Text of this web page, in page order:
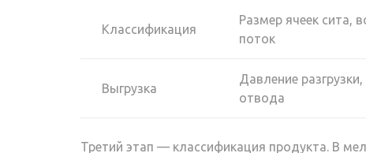
Классификация
Размер ячеек сита,
поток
Выгрузка
Давление
отвода
Третий этап — классификация продукта. В